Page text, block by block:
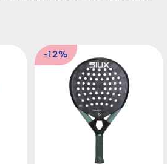
-12%